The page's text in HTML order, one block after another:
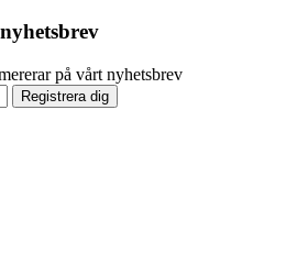
på vårt nyhetsbrev
Registrera dig